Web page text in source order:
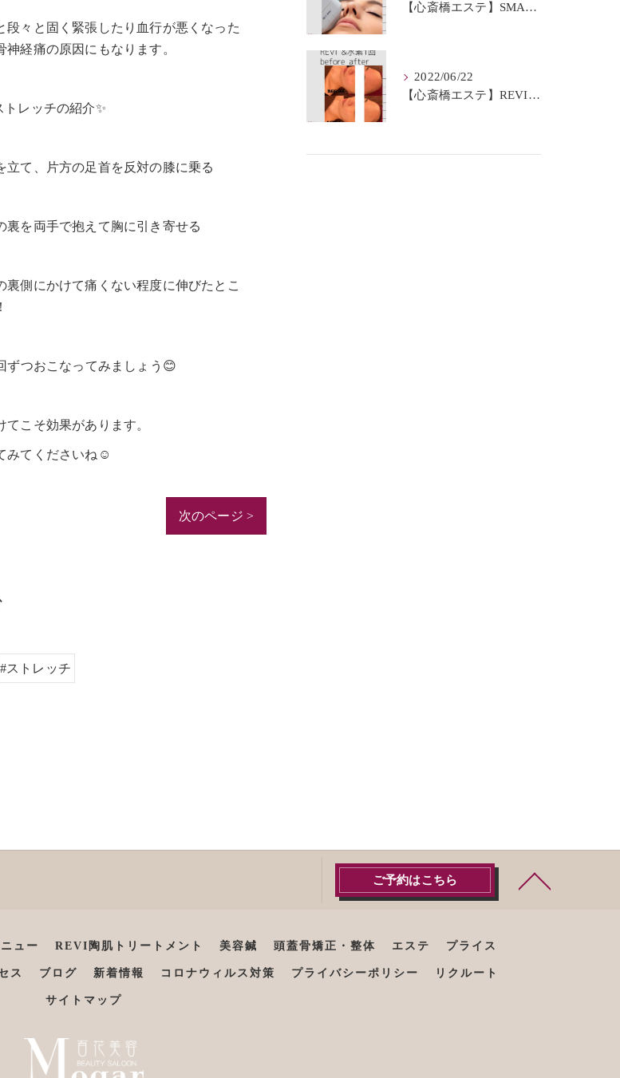
段々と固く緊張したり血行が悪くなった
神経痛の原因にもなります。
トレッチの紹介✨
立て、片方の足首を反対の膝に乗る
裏を両手で抱えて胸に引き寄せる
裏側にかけて痛くない程度に伸びたとこ
ずつおこなってみましょう😊
てこそ効果があります。
みてくださいね☺️
次のページ >
#ストレッチ
【心斎橋エステ】SMAS筋膜とは？
2022/06/22
【心斎橋エステ】REVI＆水素BeforeAfter
ご予約はこちら
ュー REVI陶肌トリートメント 美容鍼 頭蓋骨矯正・整体 エステ プライス
ス ブログ 新着情報 コロナウィルス対策 プライバシーポリシー リクルート
サイトマップ